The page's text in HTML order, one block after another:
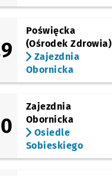
Poświęcka
(Ośrodek Zdrowia)
Zajezdnia
Obornicka
Zajezdnia
Obornicka
Osiedle
Sobieskiego